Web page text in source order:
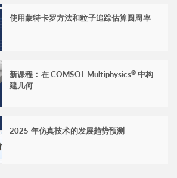
使用蒙特卡罗方法和粒子追踪估算圆周率
新课程：在 COMSOL Multiphysics®中构
建几何
2025 年仿真技术的发展趋势预测